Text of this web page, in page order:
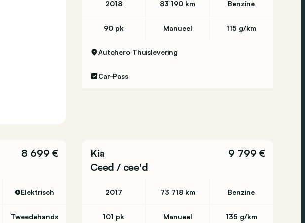
2018 83 190 km Benzine
90 pk Manueel 115 g/km
Autohero Thuislevering
Car-Pass
8 699 €
Elektrisch
Tweedehands
Kia
Ceed / cee'd
9 799 €
2017 73 718 km Benzine
101 pk Manueel 135 g/km